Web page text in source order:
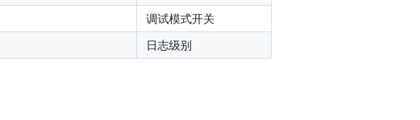
调试模式开关
日志级别